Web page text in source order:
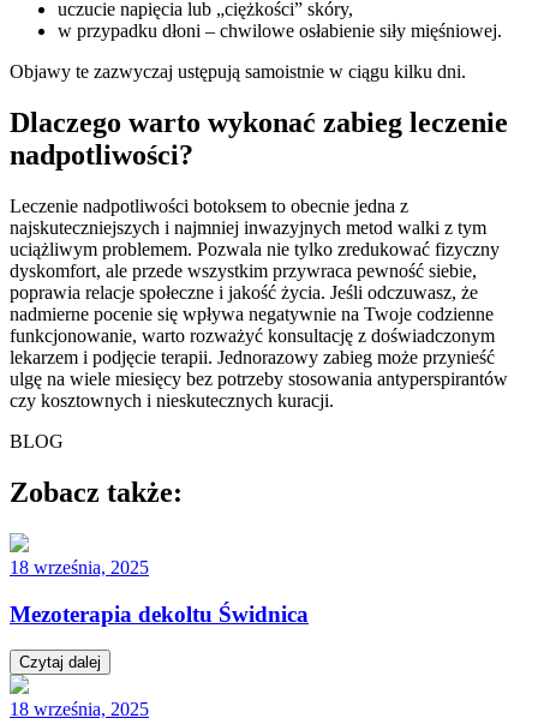
uczucie napięcia lub „ciężkości” skóry,
w przypadku dłoni – chwilowe osłabienie siły mięśniowej.
Objawy te zazwyczaj ustępują samoistnie w ciągu kilku dni.
Dlaczego warto wykonać zabieg leczenie
nadpotliwości?
Leczenie nadpotliwości botoksem to obecnie jedna z
najskuteczniejszych i najmniej inwazyjnych metod walki z tym
uciążliwym problemem. Pozwala nie tylko zredukować fizyczny
dyskomfort, ale przede wszystkim przywraca pewność siebie,
poprawia relacje społeczne i jakość życia. Jeśli odczuwasz, że
nadmierne pocenie się wpływa negatywnie na Twoje codzienne
funkcjonowanie, warto rozważyć konsultację z doświadczonym
lekarzem i podjęcie terapii. Jednorazowy zabieg może przynieść
ulgę na wiele miesięcy bez potrzeby stosowania antyperspirantów
czy kosztownych i nieskutecznych kuracji.
BLOG
Zobacz także:
18 września, 2025
Mezoterapia dekoltu Świdnica
Czytaj dalej
18 września, 2025